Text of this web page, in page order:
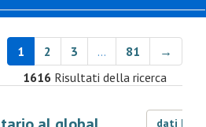
1 2 3 … 81
→
1616 Risultati della ricerca
dati LOD